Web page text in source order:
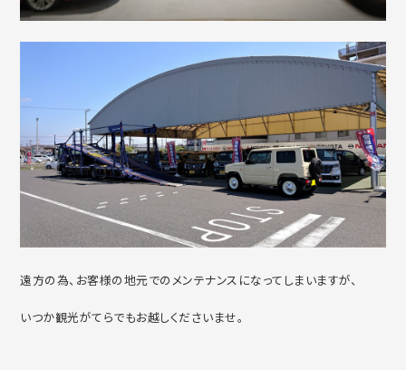
遠方の為、お客様の地元でのメンテナンスになってしまいますが、
いつか観光がてらでもお越しくださいませ。